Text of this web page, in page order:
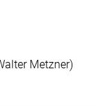
Metzner)